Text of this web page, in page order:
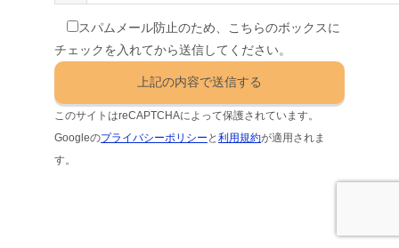
スパムメール防止のため、こちらのボックスに
チェックを入れてから送信してください。
このサイトはreCAPTCHAによって保護されています。
Googleのプライバシーポリシー と利用規約が適用されま
す。